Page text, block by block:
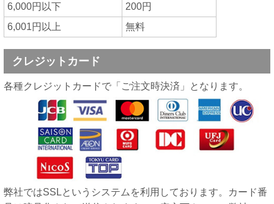
6,000円以下
200円
6,001円以上
無料
クレジットカード
各種クレジットカードで「ご注文時決済」となります。
弊社ではSSLというシステムを利用しております。カード番